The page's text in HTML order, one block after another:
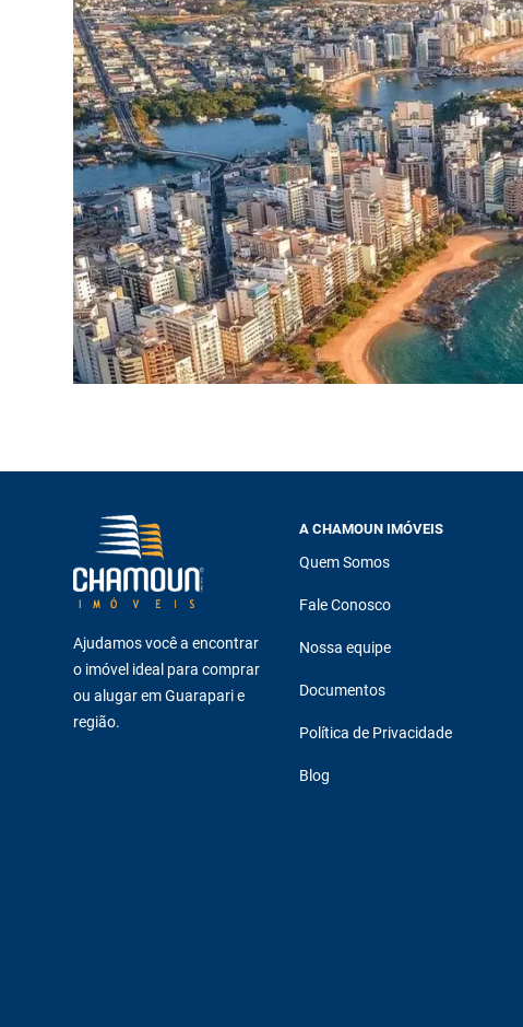
Ajudamos você a encontrar
o imóvel ideal para comprar
ou alugar em Guarapari e
região.
A CHAMOUN IMÓVEIS
Quem Somos
Fale Conosco
Nossa equipe
Documentos
Política de Privacidade
Blog